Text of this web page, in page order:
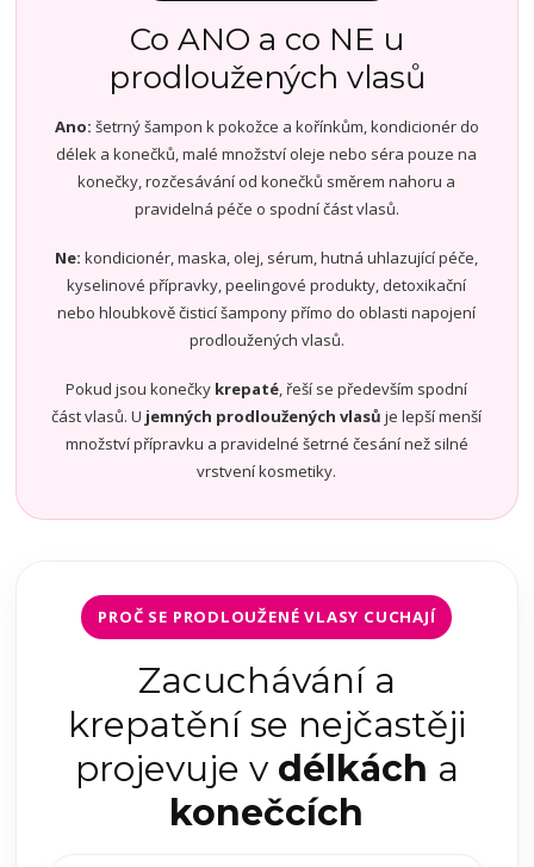
Co ANO a co NE u
prodloužených vlasů
Ano: šetrný šampon k pokožce a kořínkům, kondicionér do
délek a konečků, malé množství oleje nebo séra pouze na
konečky, rozčesávání od konečků směrem nahoru a
pravidelná péče o spodní část vlasů.
Ne: kondicionér, maska, olej, sérum, hutná uhlazující péče,
kyselinové přípravky, peelingové produkty, detoxikační
nebo hloubkově čisticí šampony přímo do oblasti napojení
prodloužených vlasů.
Pokud jsou konečky krepaté, řeší se především spodní
část vlasů. U jemných prodloužených vlasů je lepší menší
množství přípravku a pravidelné šetrné česání než silné
vrstvení kosmetiky.
PROČ SE PRODLOUŽENÉ VLASY CUCHAJÍ
Zacuchávání a
krepatění se nejčastěji
projevuje v délkách a
konečcích